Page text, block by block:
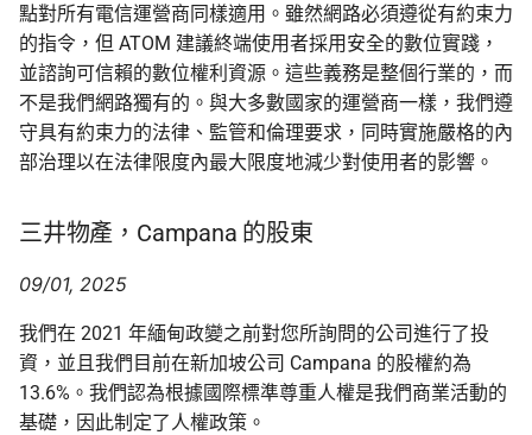
點對所有電信運營商同樣適用。雖然網路必須遵從有約束力
的指令，但 ATOM 建議終端使用者採用安全的數位實踐，
並諮詢可信賴的數位權利資源。這些義務是整個行業的，而
不是我們網路獨有的。與大多數國家的運營商一樣，我們遵
守具有約束力的法律、監管和倫理要求，同時實施嚴格的內
部治理以在法律限度內最大限度地減少對使用者的影響。
三井物產，Campana 的股東
09/01, 2025
我們在 2021 年緬甸政變之前對您所詢問的公司進行了投
資，並且我們目前在新加坡公司 Campana 的股權約為
13.6%。我們認為根據國際標準尊重人權是我們商業活動的
基礎，因此制定了人權政策。